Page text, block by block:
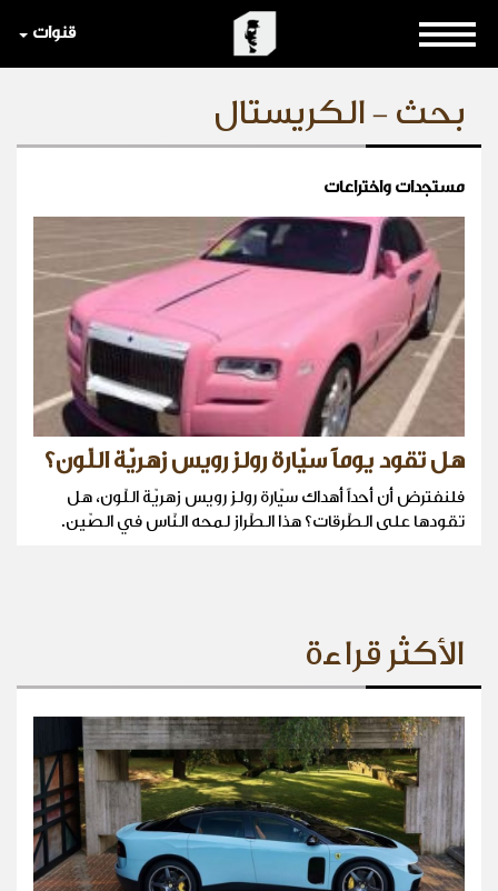
قنوات
بحث - الكريستال
مستجدات واختراعات
هل تقود يوماً سيّارة رولز رويس زهريّة اللّون؟
فلنفترض أن أحداً أهداك سيّارة رولز رويس زهريّة اللّون، هل
تقودها على الطّرقات؟ هذا الطّراز لمحه النّاس في الصّين.
الأكثر قراءة